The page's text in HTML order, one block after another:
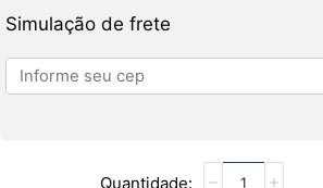
Simulação de frete